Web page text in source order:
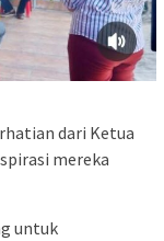
dari Ketua
mereka
untuk